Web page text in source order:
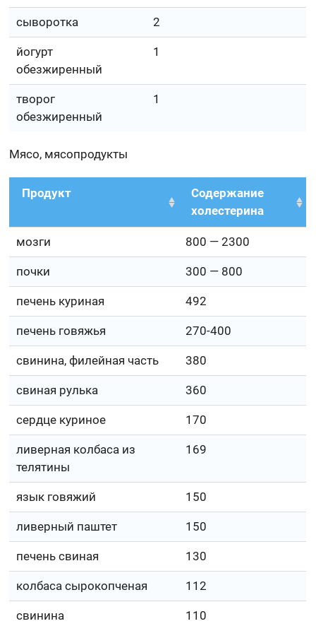
сыворотка 2
йогурт
обезжиренный
1
творог
обезжиренный
1
Мясо, мясопродукты
Продукт
Содержание
холестерина
мозги 800 — 2300
почки 300 — 800
печень куриная 492
печень говяжья 270-400
свинина, филейная часть 380
свиная рулька 360
сердце куриное 170
ливерная колбаса из
телятины
169
язык говяжий 150
ливерный паштет 150
печень свиная 130
колбаса сырокопченая 112
свинина 110